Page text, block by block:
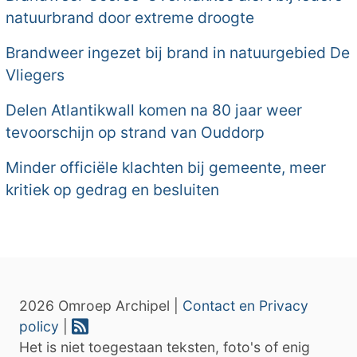
natuurbrand door extreme droogte
Brandweer ingezet bij brand in natuurgebied De
Vliegers
Delen Atlantikwall komen na 80 jaar weer
tevoorschijn op strand van Ouddorp
Minder officiële klachten bij gemeente, meer
kritiek op gedrag en besluiten
2026 Omroep Archipel | Contact en Privacy
policy
Het is niet toegestaan teksten, foto's of enig